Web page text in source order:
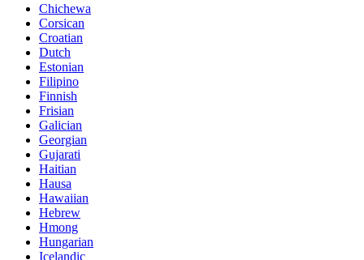
Chichewa
Corsican
Croatian
Dutch
Estonian
Filipino
Finnish
Frisian
Galician
Georgian
Gujarati
Haitian
Hausa
Hawaiian
Hebrew
Hmong
Hungarian
Icelandic